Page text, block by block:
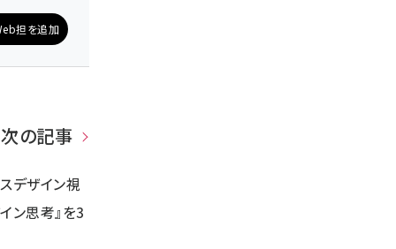
担を追加
次の記事
デザイン視
ン思考』を3